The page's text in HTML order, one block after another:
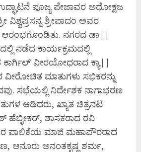
ಪೂಜ್ಯ ಪೇಜಾವರ ಅಧೋಕ್ಷಜ
ವಿಶ್ವಪ್ರಸನ್ನ ಶ್ರೀಪಾದಂ ಅವರ
ನಗರದ ಡಾ||
ನಡೆದ ಕಾರ್ಯಕ್ರಮದಲ್ಲಿ
ಕಾರ್ಗಿಲ್ ವೀರಯೋಧರಾದ ಕ್ಯಾ||
ವೀರೋಚಿತ ಮಾತುಗಳು ಸಭಿಕರನ್ನು
ಸಭೆಯಲ್ಲಿ ನಿರ್ದೇಶಕ ನಾಗಾಭರಣ
ಆಡಿದರು, ಖ್ಯಾತ ಚಿತ್ರನಟ
ಹೆಬ್ಳೀಕರ್, ಶಾಸಕರಾದ ರವಿ
ಪಾಲಿಕೆಯ ಮಾಜಿ‌ ಮಹಾಪೌರರಾದ
ಆನೂರು ಅನಂತಕೃಷ್ಣ ಶರ್ಮ,